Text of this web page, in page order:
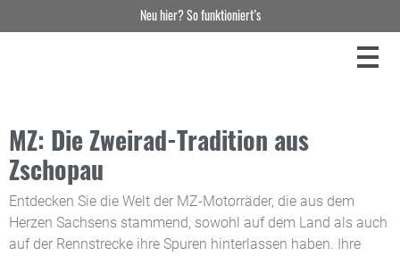
MZ: Die Zweirad-Tradition aus
Zschopau
Entdecken Sie die Welt der MZ-Motorräder, die aus dem
Herzen Sachsens stammend, sowohl auf dem Land als auch
auf der Rennstrecke ihre Spuren hinterlassen haben. Ihre
Neu hier? So funktioniert’s